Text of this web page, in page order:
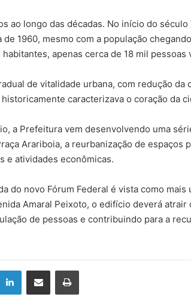
ao longo das décadas. No início do
de 1960, mesmo com a população
apenas cerca de 18 mil pessoas
de vitalidade urbana, com redução
caracterizava o coração da
a Prefeitura vem desenvolvendo uma
Arariboia, a reurbanização de
e atividades econômicas.
do novo Fórum Federal é vista como
Amaral Peixoto, o edifício deverá
de pessoas e contribuindo para a
LinkedinCompartilhar via e-mail Imprimir